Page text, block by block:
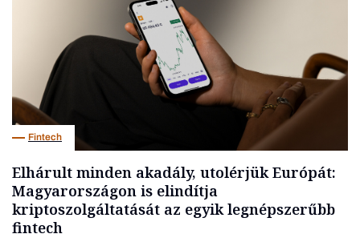
Fintech
Elhárult minden akadály, utolérjük Európát:
Magyarországon is elindítja
kriptoszolgáltatását az egyik legnépszerűbb
fintech